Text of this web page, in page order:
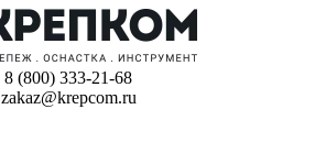
8 (800) 333-21-68
zakaz@krepcom.ru